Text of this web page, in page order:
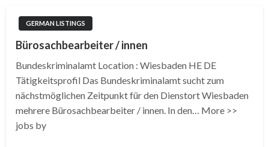
GERMAN LISTINGS
Bürosachbearbeiter / innen
Bundeskriminalamt Location : Wiesbaden HE DE
Tätigkeitsprofil Das Bundeskriminalamt sucht zum
nächstmöglichen Zeitpunkt für den Dienstort Wiesbaden
mehrere Bürosachbearbeiter / innen. In den… More >>
jobs by